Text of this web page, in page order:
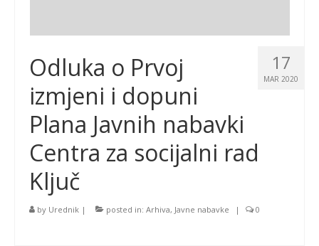
17
MAR 2020
Odluka o Prvoj
izmjeni i dopuni
Plana Javnih nabavki
Centra za socijalni rad
Ključ
by Urednik | posted in: Arhiva, Javne nabavke | 0